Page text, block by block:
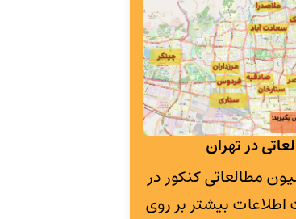
در تهران
پانسیون مطالعاتی کنکور در
بیشتر بر روی